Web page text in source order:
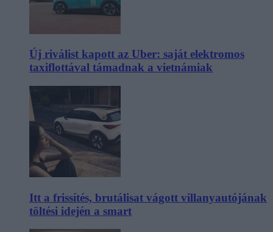
Új riválist kapott az Uber: saját elektromos
taxiflottával támadnak a vietnámiak
Itt a frissítés, brutálisat vágott villanyautójának
töltési idején a smart